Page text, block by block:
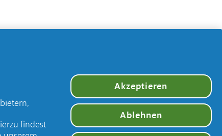
findest
Akzeptieren
Ablehnen